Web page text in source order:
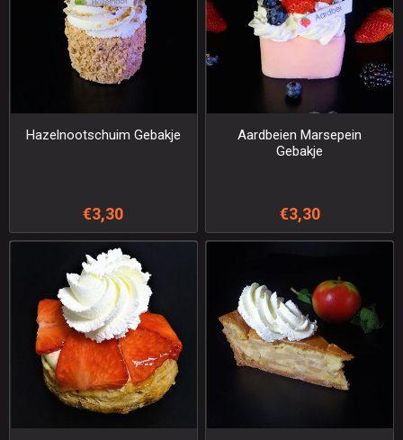
Hazelnootschuim Gebakje
€3,30
Aardbeien Marsepein
Gebakje
€3,30